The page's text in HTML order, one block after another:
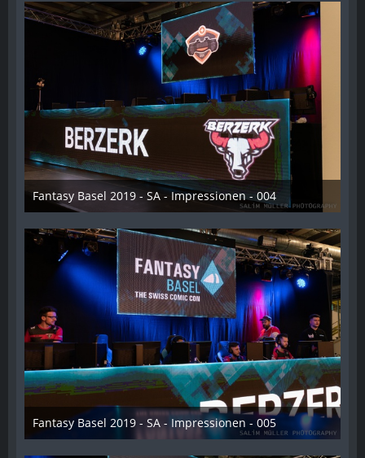
Fantasy Basel 2019 - SA - Impressionen - 004
21. Mai 2019
Fantasy Basel 2019 - SA - Impressionen - 005
21. Mai 2019